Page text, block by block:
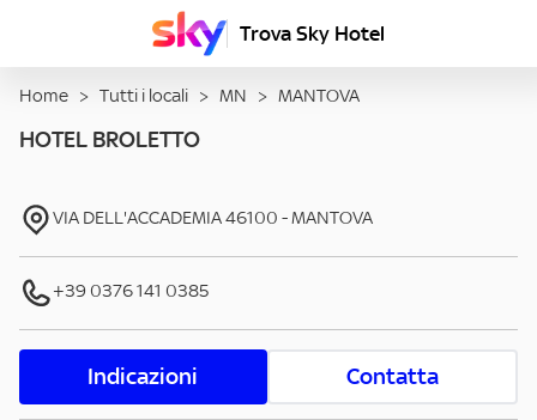
Trova Sky Hotel
Home > Tutti i locali > MN > MANTOVA
HOTEL BROLETTO
VIA DELL'ACCADEMIA46100 -MANTOVA
+39 0376 141 0385
Indicazioni Contatta